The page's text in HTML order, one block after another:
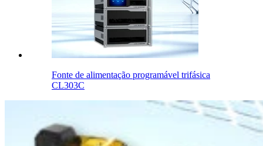
Fonte de alimentação programável trifásica
CL303C